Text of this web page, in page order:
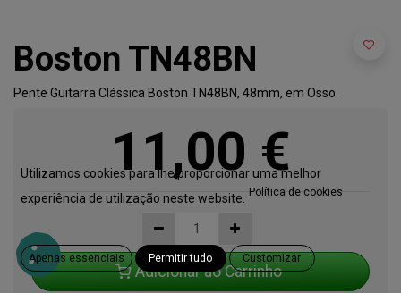
Boston TN48BN
Pente Guitarra Clássica Boston TN48BN, 48mm, em Osso.
11,00 €
Adicionar ao Carrinho
Utilizamos cookies para lhe proporcionar uma melhor
experiência de utilização neste website.
Política de cookies
Apenas essenciais Permitir tudo Customizar